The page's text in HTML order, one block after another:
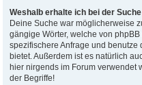
Weshalb erhalte ich bei der
Deine Suche war möglicherweise
gängige Wörter, welche von
spezifischere Anfrage und
bietet. Außerdem ist es natürlich
hier nirgends im Forum verwendet
der Begriffe!